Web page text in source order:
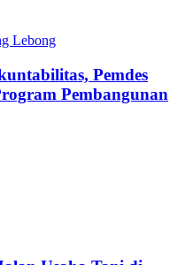
Lebong
Pemdes
Pembangunan